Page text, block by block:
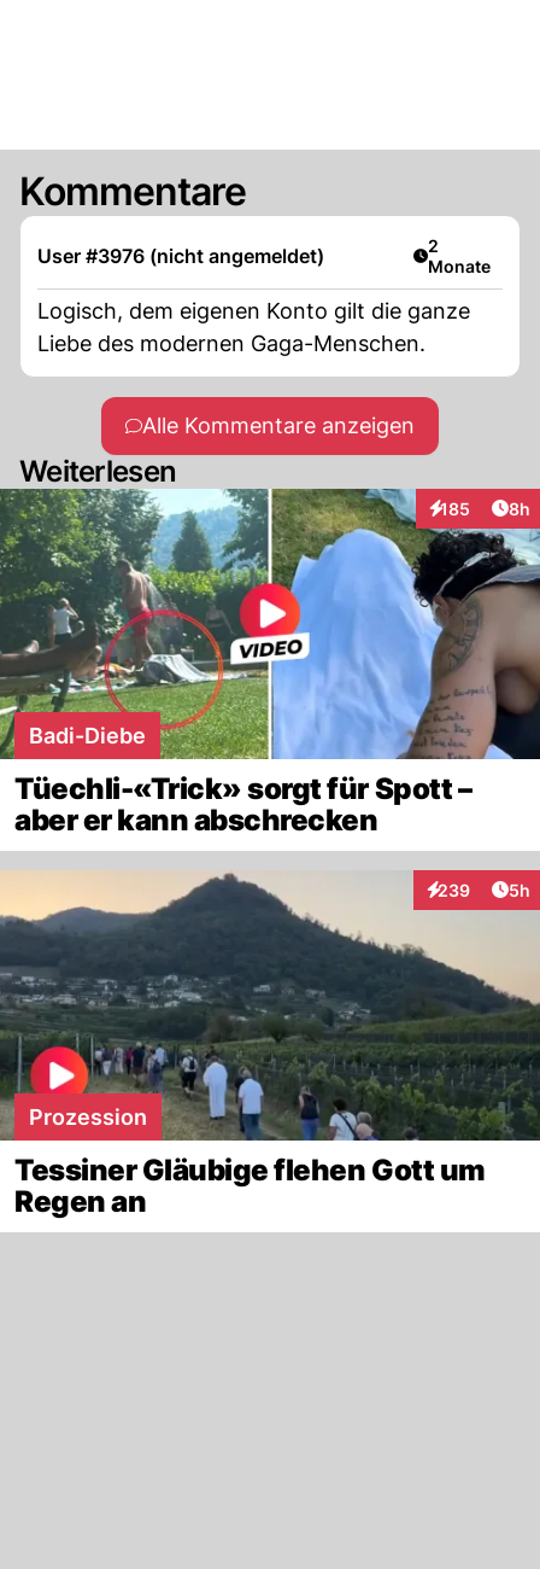
Kommentare
User #3976 (nicht angemeldet) Artikel
2
Monate
Logisch, dem eigenen Konto gilt die ganze
Liebe des modernen Gaga-Menschen.
Alle Kommentare anzeigen
Weiterlesen
185
Interaktionen
8h
Badi-Diebe
Tüechli-«Trick» sorgt für Spott –
aber er kann abschrecken
239
Interaktionen
5h
Prozession
Tessiner Gläubige flehen Gott um
Regen an